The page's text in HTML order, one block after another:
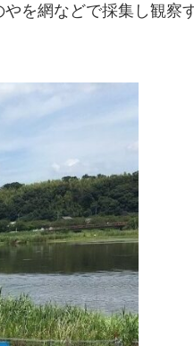
を網などで採集し観察